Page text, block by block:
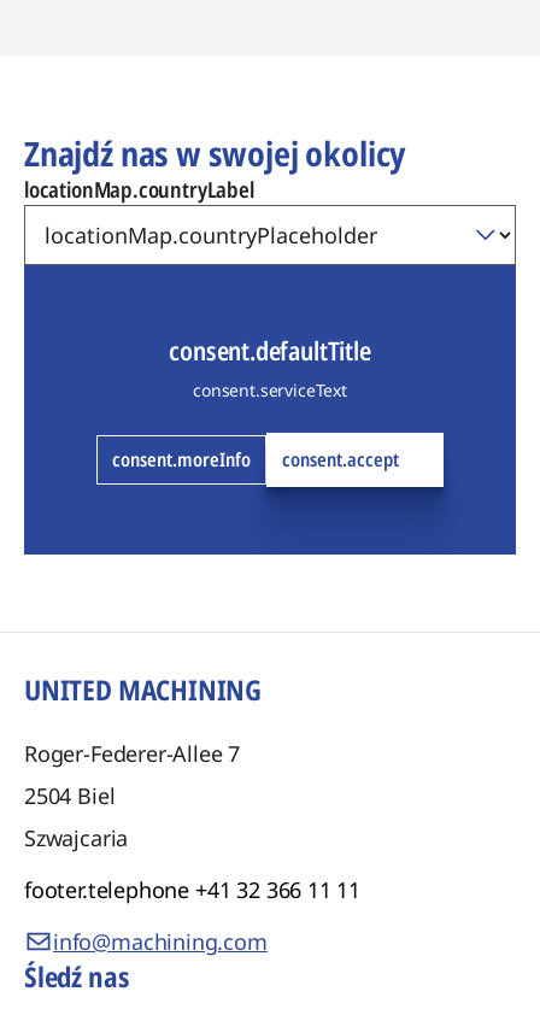
Znajdź nas w swojej okolicy
locationMap.countryLabel
consent.defaultTitle
consent.serviceText
consent.moreInfo consent.accept
UNITED MACHINING
Roger-Federer-Allee 7
2504 Biel
Szwajcaria
footer.telephone +41 32 366 11 11
info@machining.com
Śledź nas